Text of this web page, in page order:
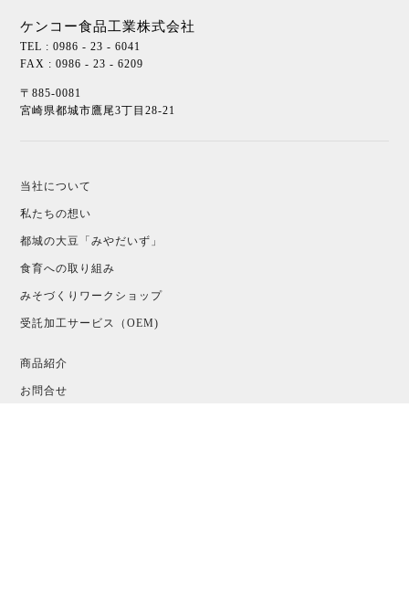
ケンコー食品工業株式会社
TEL : 0986 - 23 - 6041
FAX : 0986 - 23 - 6209
〒885-0081
宮崎県都城市鷹尾3丁目28-21
当社について
私たちの想い
都城の大豆「みやだいず」
食育への取り組み
みそづくりワークショップ
受託加工サービス（OEM)
商品紹介
お問合せ